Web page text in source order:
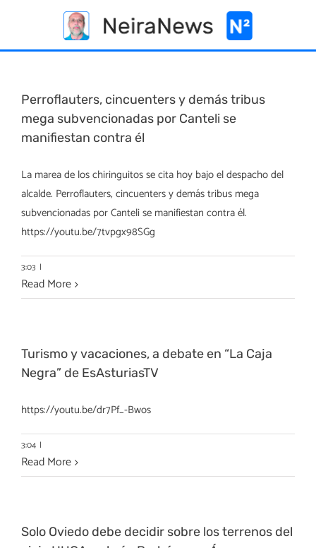
content
Perroflauters, cincuenters y demás tribus
mega subvencionadas por Canteli se
manifiestan contra él
La marea de los chiringuitos se cita hoy bajo el despacho del
alcalde. Perroflauters, cincuenters y demás tribus mega
subvencionadas por Canteli se manifiestan contra él.
https://youtu.be/7tvpgx98SGg
3:03 |
Read More
Turismo y vacaciones, a debate en “La Caja
Negra” de EsAsturiasTV
https://youtu.be/dr7Pf_-Bwos
3:04 |
Read More
Solo Oviedo debe decidir sobre los terrenos del